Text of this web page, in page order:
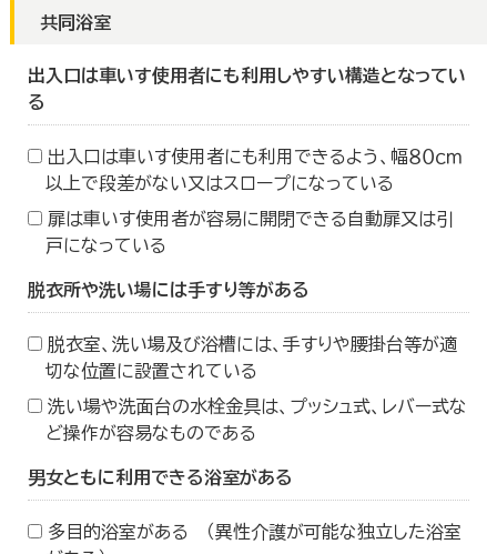
共同浴室
出入口は車いす使用者にも利用しやすい構造となってい
る
出入口は車いす使用者にも利用できるよう、幅８０ｃｍ
以上で段差がない又はスロープになっている
扉は車いす使用者が容易に開閉できる自動扉又は引
戸になっている
脱衣所や洗い場には手すり等がある
脱衣室、洗い場及び浴槽には、手すりや腰掛台等が適
切な位置に設置されている
洗い場や洗面台の水栓金具は、プッシュ式、レバー式な
ど操作が容易なものである
男女ともに利用できる浴室がある
多目的浴室がある （異性介護が可能な独立した浴室